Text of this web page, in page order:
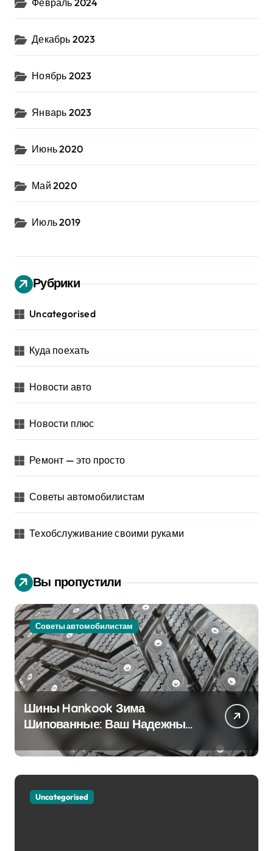
Февраль 2024
Декабрь 2023
Ноябрь 2023
Январь 2023
Июнь 2020
Май 2020
Июль 2019
Рубрики
Uncategorised
Куда поехать
Новости авто
Новости плюс
Ремонт — это просто
Советы автомобилистам
Техобслуживание своими руками
Вы пропустили
Советы автомобилистам
Шины Hankook Зима
Шипованные: Ваш Надежный
Партнёр на Снежных Дорогах
Uncategorised